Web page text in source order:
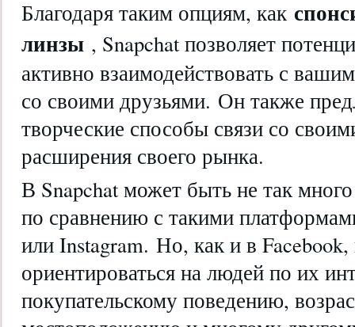
Благодаря таким опциям, как
линзы , Snapchat позволяет
активно взаимодействовать с
со своими друзьями. Он также
творческие способы связи со
расширения своего рынка.
В Snapchat может быть не так
по сравнению с такими
или Instagram. Но, как и в
ориентироваться на людей по их
покупательскому поведению,